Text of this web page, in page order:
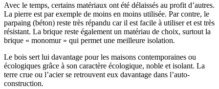
Avec le temps, certains matériaux ont été délaissés au profit d’autres.
La pierre est par exemple de moins en moins utilisée. Par contre, le
parpaing (béton) reste très répandu car il est facile à utiliser et est très
résistant. La brique reste également un matériau de choix, surtout la
brique « monomur » qui permet une meilleure isolation.
Le bois sert lui davantage pour les maisons contemporaines ou
écologiques grâce à son caractère écologique, noble et isolant. La
terre crue ou l’acier se retrouvent eux davantage dans l’auto-
construction.